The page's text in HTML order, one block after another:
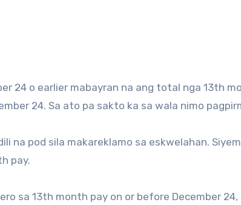
24 o earlier mabayran na ang total nga 13th
24. Sa ato pa sakto ka sa wala nimo
na pod sila makareklamo sa eskwelahan.
pay.
sa 13th month pay on or before December 24,